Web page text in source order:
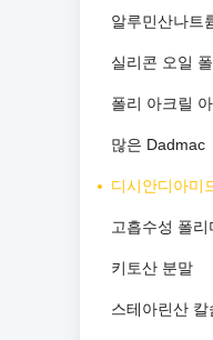
알루민산나트
실리콘 오일
폴리 아크릴
많은 Dadmac
디시안디아미
고흡수성 폴리
키토산 분말
스테아린산 칼